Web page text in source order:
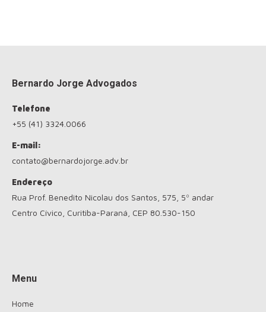
Bernardo Jorge Advogados
Telefone
+55 (41) 3324.0066
E-mail:
contato@bernardojorge.adv.br
Endereço
Rua Prof. Benedito Nicolau dos Santos, 575, 5º andar
Centro Cívico, Curitiba-Paraná, CEP 80.530-150
Menu
Home